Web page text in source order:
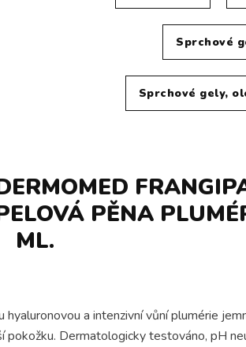
Sprchové
Sprchové gely,
PĚNA
ML.
a intenzivní vůní plumérie
Dermatologicky testováno, pH